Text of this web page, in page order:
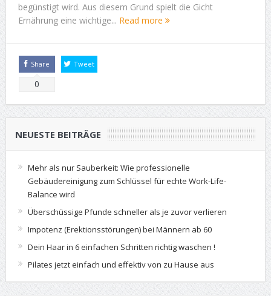
begünstigt wird. Aus diesem Grund spielt die Gicht
Ernährung eine wichtige... Read more
Share
0
Tweet
NEUESTE BEITRÄGE
Mehr als nur Sauberkeit: Wie professionelle
Gebäudereinigung zum Schlüssel für echte Work-Life-
Balance wird
Überschüssige Pfunde schneller als je zuvor verlieren
Impotenz (Erektionsstörungen) bei Männern ab 60
Dein Haar in 6 einfachen Schritten richtig waschen !
Pilates jetzt einfach und effektiv von zu Hause aus